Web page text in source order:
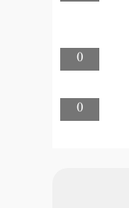
0
0